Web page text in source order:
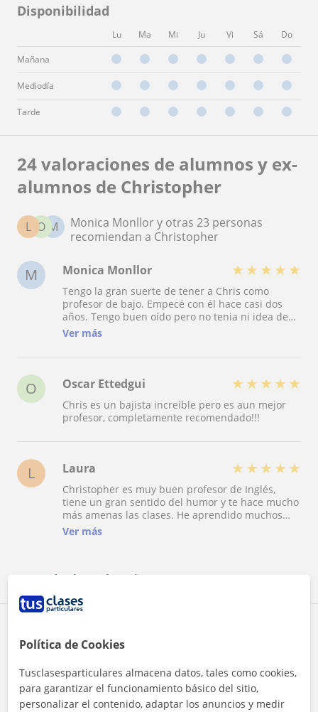
Disponibilidad
Lu Ma Mi Ju Vi Sá Do
Mañana
Mediodía
Tarde
24 valoraciones de alumnos y ex-
alumnos de Christopher
M
O
L
Monica Monllor y otras 23 personas
recomiendan a Christopher
M Monica Monllor ★ ★ ★ ★ ★
Tengo la gran suerte de tener a Chris como
profesor de bajo. Empecé con él hace casi dos
años. Tengo buen oído pero no tenia ni idea de
tocar el instrumento ??. Fue genial empezar con
muchísimo y además aprendes tocando
viendo el resultado. Eliges un tema que te motive,
él “te pinta” las notas en el pentagrama y te
ayuda a conseguirlo! Además, tiene una vocación,
le gusta tantísimo y es tan buen bajista, que
de verdad. No os vais a equivocar con él. Gracias
Ver más
O Oscar Ettedgui ★ ★ ★ ★ ★
Chris es un bajista increíble pero es aun mejor
profesor, completamente recomendado!!!
L Laura ★ ★ ★ ★ ★
Christopher es muy buen profesor de Inglés,
tiene un gran sentido del humor y te hace mucho
más amenas las clases. He aprendido muchos
conceptos y expresiones, por tanto tengo una
Ver más
Ver todas las valoraciones
Política de Cookies
Tusclasesparticulares almacena datos, tales como cookies,
para garantizar el funcionamiento básico del sitio,
personalizar el contenido, adaptar los anuncios y medir